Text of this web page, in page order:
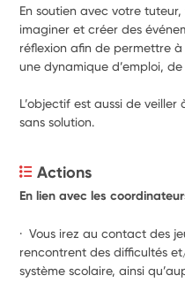
En soutien avec votre
imaginer et créer des
réflexion afin de permettre
une dynamique d’emploi,
L’objectif est aussi de
sans solution.
Actions
En lien avec les
·  Vous irez au contact des
rencontrent des difficultés
système scolaire, ainsi